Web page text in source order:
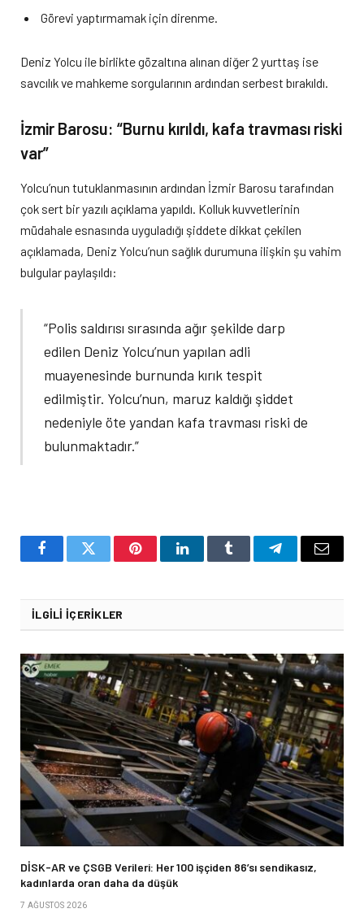
Görevi yaptırmamak için direnme.
Deniz Yolcu ile birlikte gözaltına alınan diğer 2 yurttaş ise
savcılık ve mahkeme sorgularının ardından serbest bırakıldı.
İzmir Barosu: “Burnu kırıldı, kafa travması riski
var”
Yolcu’nun tutuklanmasının ardından İzmir Barosu tarafından
çok sert bir yazılı açıklama yapıldı. Kolluk kuvvetlerinin
müdahale esnasında uyguladığı şiddete dikkat çekilen
açıklamada, Deniz Yolcu’nun sağlık durumuna ilişkin şu vahim
bulgular paylaşıldı:
“Polis saldırısı sırasında ağır şekilde darp
edilen Deniz Yolcu’nun yapılan adli
muayenesinde burnunda kırık tespit
edilmiştir. Yolcu’nun, maruz kaldığı şiddet
nedeniyle öte yandan kafa travması riski de
bulunmaktadır.”
FacebookTwitter PinterestLinkedInTumblr TelegramEmail
İLGILI İÇERIKLER
DİSK-AR ve ÇSGB Verileri: Her 100 işçiden 86’sı sendikasız,
kadınlarda oran daha da düşük
7 AĞUSTOS 2026